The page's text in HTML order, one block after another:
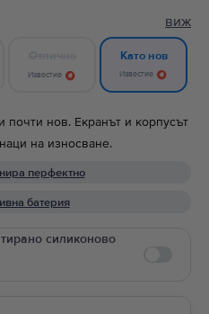
виж
Известие
Като нов
Известие
почти нов. Екранът и корпусът
на износване.
перфектно
батерия
силиконово